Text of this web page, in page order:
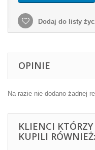
Dodaj do listy
OPINIE
Na razie nie dodano żadnej
KLIENCI
KUPILI RÓWNIEŻ: